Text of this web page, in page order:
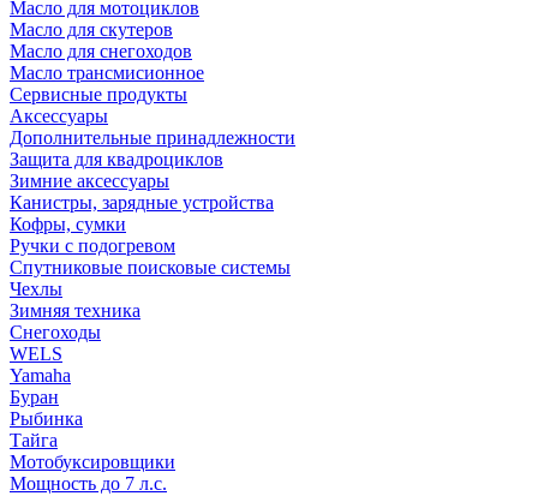
Масло для мотоциклов
Масло для скутеров
Масло для снегоходов
Масло трансмисионное
Сервисные продукты
Аксессуары
Дополнительные принадлежности
Защита для квадроциклов
Зимние аксессуары
Канистры, зарядные устройства
Кофры, сумки
Ручки с подогревом
Спутниковые поисковые системы
Чехлы
Зимняя техника
Снегоходы
WELS
Yamaha
Буран
Рыбинка
Тайга
Мотобуксировщики
Мощность до 7 л.с.